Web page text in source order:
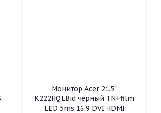
Монитор Acer 21.5"
K222HQLBid черный TN+film
LED 5ms 16:9 DVI HDMI